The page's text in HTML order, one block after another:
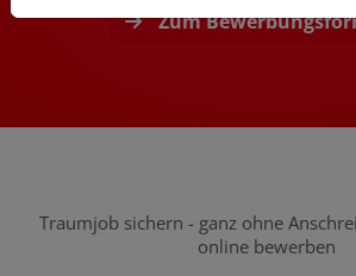
Zum
Traumjob sichern - ganz ohne
online bewerben